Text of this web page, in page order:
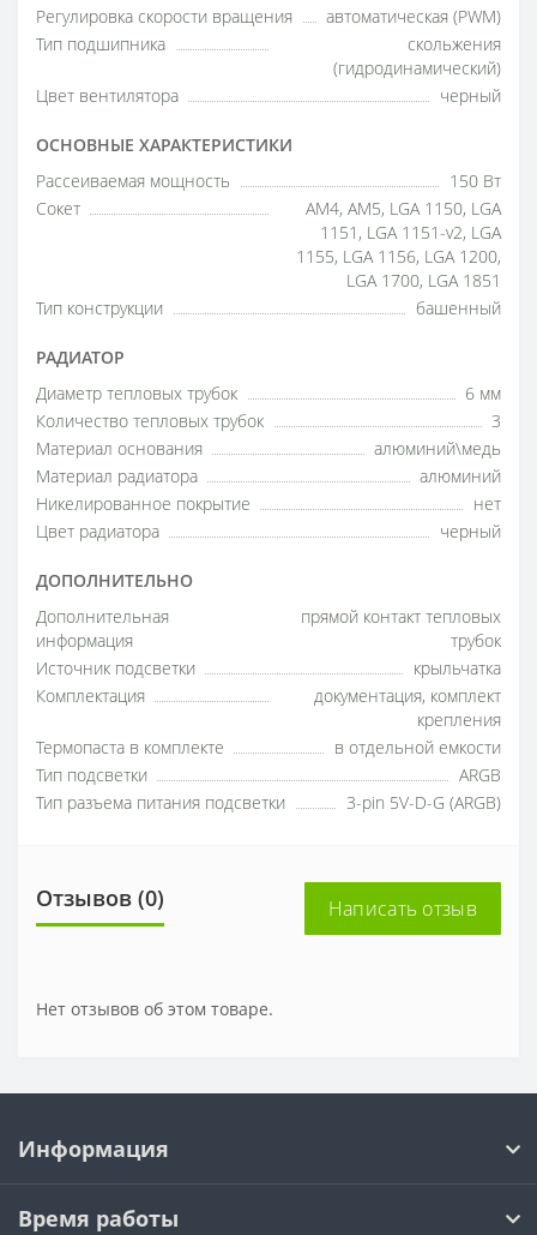
Регулировка скорости вращения
автоматическая (PWM)
Тип подшипника
скольжения
(гидродинамический)
Цвет вентилятора
черный
ОСНОВНЫЕ ХАРАКТЕРИСТИКИ
Рассеиваемая мощность
150 Вт
Сокет
AM4, AM5, LGA 1150, LGA
1151, LGA 1151-v2, LGA
1155, LGA 1156, LGA 1200,
LGA 1700, LGA 1851
Тип конструкции
башенный
РАДИАТОР
Диаметр тепловых трубок
6 мм
Количество тепловых трубок
3
Материал основания
алюминий\медь
Материал радиатора
алюминий
Никелированное покрытие
нет
Цвет радиатора
черный
ДОПОЛНИТЕЛЬНО
Дополнительная
информация
прямой контакт тепловых
трубок
Источник подсветки
крыльчатка
Комплектация
документация, комплект
крепления
Термопаста в комплекте
в отдельной емкости
Тип подсветки
ARGB
Тип разъема питания подсветки
3-pin 5V-D-G (ARGB)
Отзывов (0) Написать отзыв
Нет отзывов об этом товаре.
Информация
Время работы